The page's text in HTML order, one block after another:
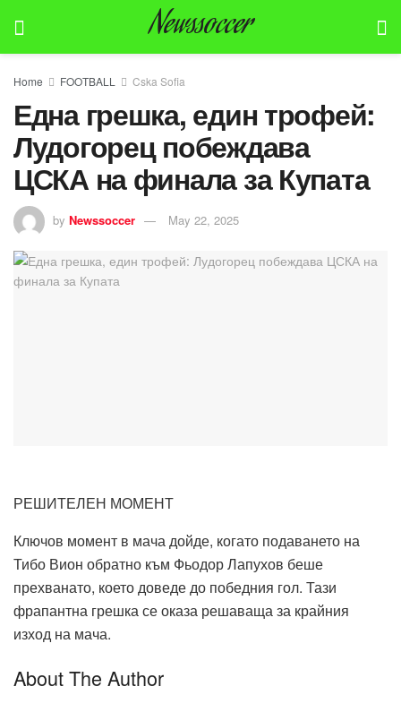
Newssoccer
Home FOOTBALL Cska Sofia
Една грешка, един трофей:
Лудогорец побеждава
ЦСКА на финала за Купата
by Newssoccer May 22, 2025
РЕШИТЕЛЕН МОМЕНТ
Ключов момент в мача дойде, когато подаването на
Тибо Вион обратно към Фьодор Лапухов беше
прехванато, което доведе до победния гол. Тази
фрапантна грешка се оказа решаваща за крайния
изход на мача.
About The Author